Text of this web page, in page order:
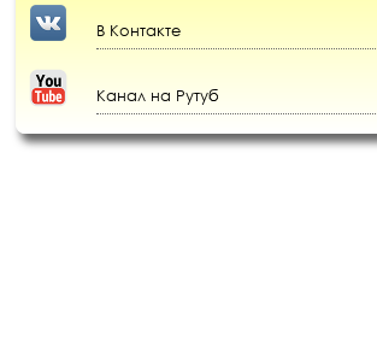
В Контакте
Канал на Рутуб